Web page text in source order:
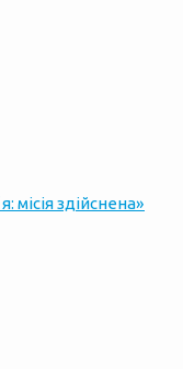
місія здійснена»